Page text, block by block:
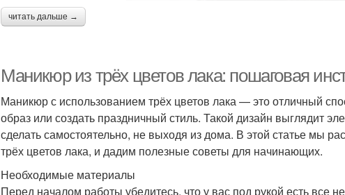
читать дальше →
Маникюр из трёх цветов лака: пошаговая
Маникюр с использованием трёх цветов лака — это отличный
образ или создать праздничный стиль. Такой дизайн выглядит
сделать самостоятельно, не выходя из дома. В этой статье мы
трёх цветов лака, и дадим полезные советы для начинающих.
Необходимые материалы
Перед началом работы убедитесь, что у вас под рукой есть все